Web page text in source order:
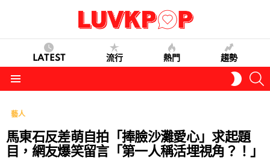
LATEST 流行 熱門 趨勢
SKIN
藝人
馬東石反差萌自拍「捧臉沙灘愛心」求起題
目，網友爆笑留言「第一人稱活埋視角？！」